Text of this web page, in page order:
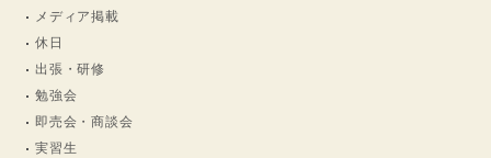
メディア掲載
休日
出張・研修
勉強会
即売会・商談会
実習生